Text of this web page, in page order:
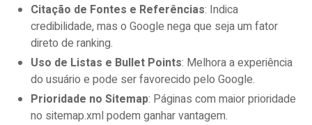
Citação de Fontes e Referências: Indica
credibilidade, mas o Google nega que seja um fator
direto de ranking.
Uso de Listas e Bullet Points: Melhora a experiência
do usuário e pode ser favorecido pelo Google.
Prioridade no Sitemap: Páginas com maior prioridade
no sitemap.xml podem ganhar vantagem.